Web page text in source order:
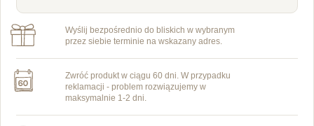
Wyślij bezpośrednio do bliskich w wybranym
przez siebie terminie na wskazany adres.
Zwróć produkt w ciągu 60 dni. W przypadku
reklamacji - problem rozwiązujemy w
maksymalnie 1-2 dni.